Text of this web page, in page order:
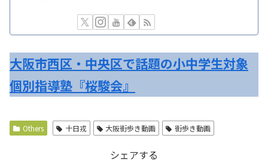
大阪市西区・中央区で話題の小中学生対象
個別指導塾『桜駿会』
Others 十日戎 大阪街歩き動画 街歩き動画
シェアする